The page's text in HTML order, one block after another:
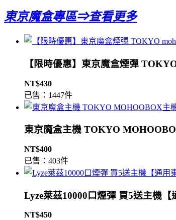
東京魔盒專區⇒查看更多
【限時優惠】東京魔盒煙彈
NT$430
已售：1447件
東京魔盒主機 TOKYO
NT$400
已售：403件
Lyze萊茲10000口煙彈 買5送主機
NT$450